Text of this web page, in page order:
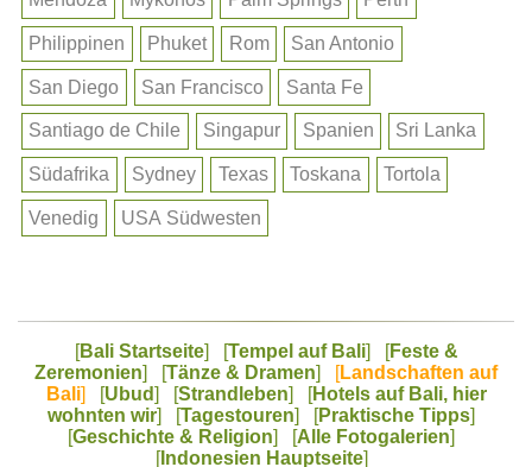
Philippinen Phuket Rom San Antonio
San Diego San Francisco Santa Fe
Santiago de Chile Singapur Spanien Sri Lanka
Südafrika Sydney Texas Toskana Tortola
Venedig USA Südwesten
[Bali Startseite] [Tempel auf Bali] [Feste &
Zeremonien] [Tänze & Dramen] [Landschaften auf
Bali] [Ubud] [Strandleben] [Hotels auf Bali, hier
wohnten wir] [Tagestouren] [Praktische Tipps]
[Geschichte & Religion] [Alle Fotogalerien]
[Indonesien Hauptseite]